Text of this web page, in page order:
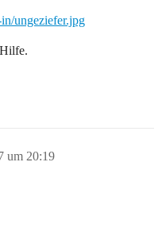
ungeziefer.jpg
um 20:19